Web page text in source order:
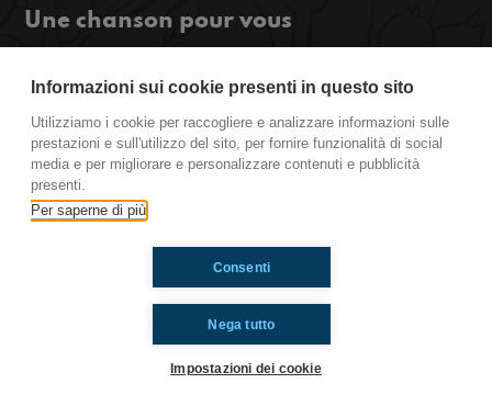
Une chanson pour vous
chansons de l’été 2018, est-ce que vous êtes
#ToiAussi www.radioimmaginaria.it
Ti è piaciuto? Condividilo!
Informazioni sui cookie presenti in questo sito
Utilizziamo i cookie per raccogliere e analizzare informazioni sulle
prestazioni e sull'utilizzo del sito, per fornire funzionalità di social
media e per migliorare e personalizzare contenuti e pubblicità
presenti.
Per saperne di più
Nega tutto
Consenti
Impostazioni dei cookie